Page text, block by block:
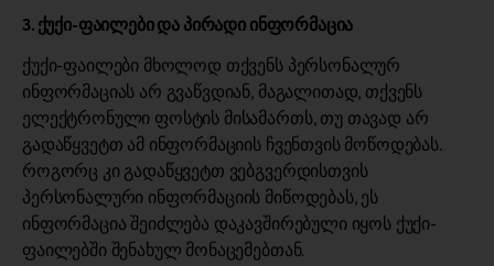
3. ქუქი-ფაილები და პირადი ინფორმაცია
ქუქი-ფაილები მხოლოდ თქვენს პერსონალურ
ინფორმაციას არ გვაწვდიან, მაგალითად, თქვენს
ელექტრონული ფოსტის მისამართს, თუ თავად არ
გადაწყვეტთ ამ ინფორმაციის ჩვენთვის მოწოდებას.
როგორც კი გადაწყვეტთ ვებგვერდისთვის
პერსონალური ინფორმაციის მიწოდებას, ეს
ინფორმაცია შეიძლება დაკავშირებული იყოს ქუქი-
ფაილებში შენახულ მონაცემებთან.